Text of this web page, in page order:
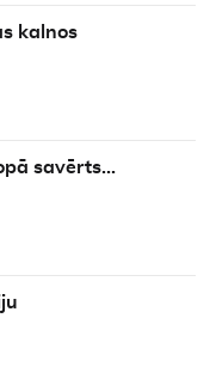
kalnos
savērts…